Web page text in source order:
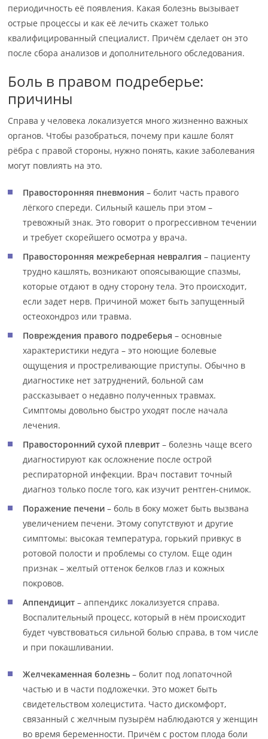
периодичность её появления. Какая болезнь вызывает
острые процессы и как её лечить скажет только
квалифицированный специалист. Причём сделает он это
после сбора анализов и дополнительного обследования.
Боль в правом подреберье:
причины
Справа у человека локализуется много жизненно важных
органов. Чтобы разобраться, почему при кашле болят
рёбра с правой стороны, нужно понять, какие заболевания
могут повлиять на это.
Правосторонняя пневмония – болит часть правого
лёгкого спереди. Сильный кашель при этом –
тревожный знак. Это говорит о прогрессивном течении
и требует скорейшего осмотра у врача.
Правосторонняя межреберная невралгия – пациенту
трудно кашлять, возникают опоясывающие спазмы,
которые отдают в одну сторону тела. Это происходит,
если задет нерв. Причиной может быть запущенный
остеохондроз или травма.
Повреждения правого подреберья – основные
характеристики недуга – это ноющие болевые
ощущения и простреливающие приступы. Обычно в
диагностике нет затруднений, больной сам
рассказывает о недавно полученных травмах.
Симптомы довольно быстро уходят после начала
лечения.
Правосторонний сухой плеврит – болезнь чаще всего
диагностируют как осложнение после острой
респираторной инфекции. Врач поставит точный
диагноз только после того, как изучит рентген-снимок.
Поражение печени – боль в боку может быть вызвана
увеличением печени. Этому сопутствуют и другие
симптомы: высокая температура, горький привкус в
ротовой полости и проблемы со стулом. Еще один
признак – желтый оттенок белков глаз и кожных
покровов.
Аппендицит – аппендикс локализуется справа.
Воспалительный процесс, который в нём происходит
будет чувствоваться сильной болью справа, в том числе
и при покашливании.
Желчекаменная болезнь – болит под лопаточной
частью и в части подложечки. Это может быть
свидетельством холецистита. Часто дискомфорт,
связанный с желчным пузырём наблюдаются у женщин
во время беременности. Причём с ростом плода боли